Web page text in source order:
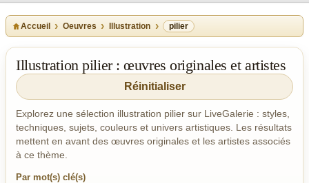
Accueil Oeuvres Illustration pilier
Illustration pilier : œuvres originales et artistes
Réinitialiser
Explorez une sélection illustration pilier sur LiveGalerie : styles,
techniques, sujets, couleurs et univers artistiques. Les résultats
mettent en avant des œuvres originales et les artistes associés
à ce thème.
Par mot(s) clé(s)